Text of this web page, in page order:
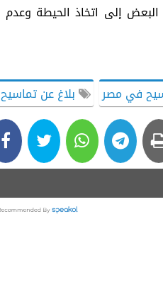
إلى اتخاذ الحيطة وعدم
في مصر بلاغ عن تماسيح